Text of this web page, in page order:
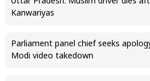
Kanwariyas
Parliament panel chief seeks
Modi video takedown